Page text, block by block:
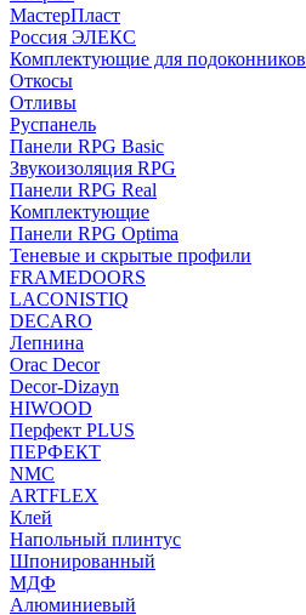
МастерПласт
Россия ЭЛЕКС
Комплектующие для подоконников
Откосы
Отливы
Руспанель
Панели RPG Basic
Звукоизоляция RPG
Панели RPG Real
Комплектующие
Панели RPG Optima
Теневые и скрытые профили
FRAMEDOORS
LACONISTIQ
DECARO
Лепнина
Orac Decor
Decor-Dizayn
HIWOOD
Перфект PLUS
ПЕРФЕКТ
NMC
ARTFLEX
Клей
Напольный плинтус
Шпонированный
МДФ
Алюминиевый